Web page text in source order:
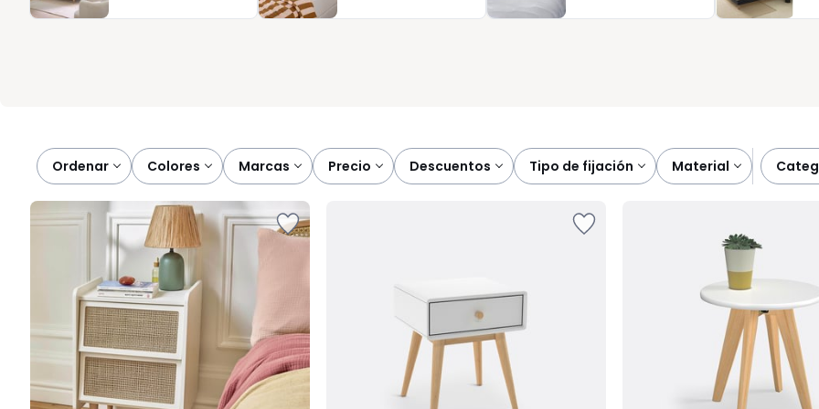
la suya, descubrirá cómo un elemento tan sencillo puede transformar su rutina de noche en un momento confortable y
Ordenar
colores marcas precio descuentos tipo de fijación material